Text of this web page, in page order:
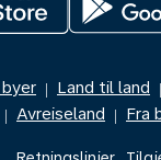
| Land til land |
| Avreiseland | Fra